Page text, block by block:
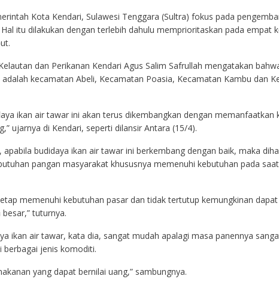
Kota Kendari, Sulawesi Tenggara (Sultra) fokus pada
itu dilakukan dengan terlebih dahulu memprioritaskan pada empat
dan Perikanan Kendari Agus Salim Safrullah mengatakan
kecamatan Abeli, Kecamatan Poasia, Kecamatan Kambu dan
ikan air tawar ini akan terus dikembangkan dengan memanfaatkan
ujarnya di Kendari, seperti dilansir Antara (15/4).
apabila budidaya ikan air tawar ini berkembang dengan baik, maka
pangan masyarakat khususnya memenuhi kebutuhan pada
memenuhi kebutuhan pasar dan tidak tertutup kemungkinan
tuturnya.
ikan air tawar, kata dia, sangat mudah apalagi masa panennya
berbagai jenis komoditi.
yang dapat bernilai uang,” sambungnya.